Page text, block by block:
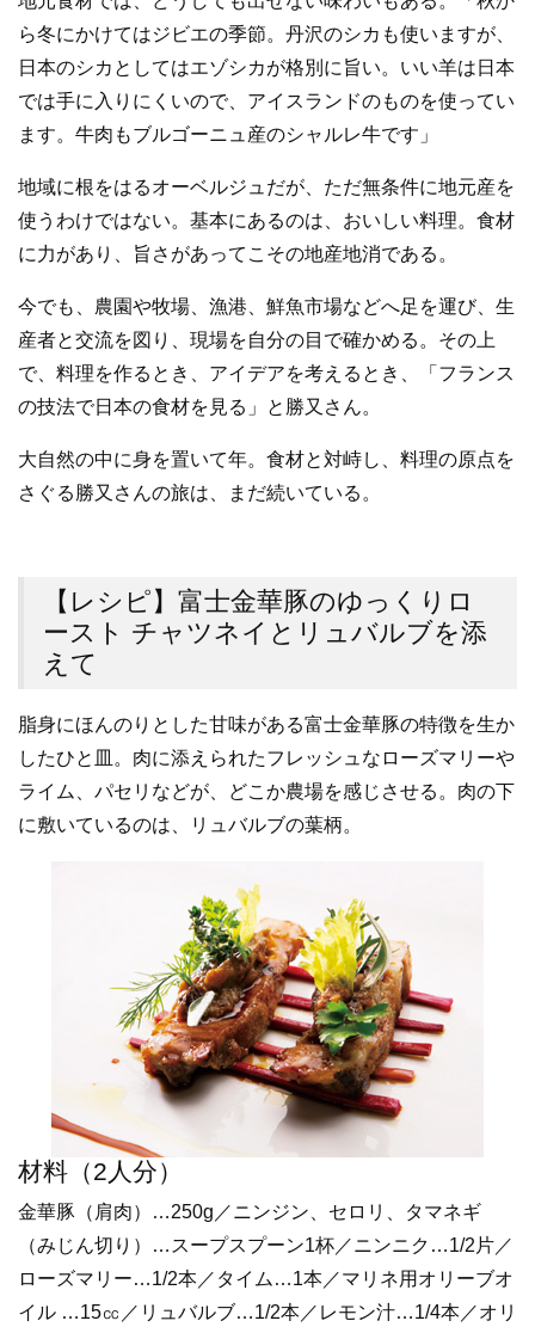
ら冬にかけてはジビエの季節。丹沢のシカも使いますが、
日本のシカとしてはエゾシカが格別に旨い。いい羊は日本
では手に入りにくいので、アイスランドのものを使ってい
ます。牛肉もブルゴーニュ産のシャルレ牛です」
地域に根をはるオーベルジュだが、ただ無条件に地元産を
使うわけではない。基本にあるのは、おいしい料理。食材
に力があり、旨さがあってこその地産地消である。
今でも、農園や牧場、漁港、鮮魚市場などへ足を運び、生
産者と交流を図り、現場を自分の目で確かめる。その上
で、料理を作るとき、アイデアを考えるとき、「フランス
の技法で日本の食材を見る」と勝又さん。
大自然の中に身を置いて年。食材と対峙し、料理の原点を
さぐる勝又さんの旅は、まだ続いている。
【レシピ】富士金華豚のゆっくりロ
ースト チャツネイとリュバルブを添
えて
脂身にほんのりとした甘味がある富士金華豚の特徴を生か
したひと皿。肉に添えられたフレッシュなローズマリーや
ライム、パセリなどが、どこか農場を感じさせる。肉の下
に敷いているのは、リュバルブの葉柄。
材料（2人分）
金華豚（肩肉）…250g／ニンジン、セロリ、タマネギ
（みじん切り）…スープスプーン1杯／ニンニク…1/2片／
ローズマリー…1/2本／タイム…1本／マリネ用オリーブオ
イル …15㏄／リュバルブ…1/2本／レモン汁…1/4本／オリ